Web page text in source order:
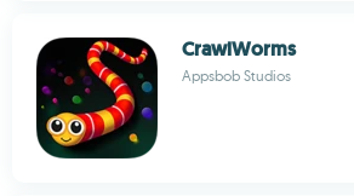
CrawlWorms
Appsbob Studios